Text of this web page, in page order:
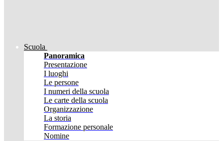
Scuola
Panoramica
Presentazione
I luoghi
Le persone
I numeri della scuola
Le carte della scuola
Organizzazione
La storia
Formazione personale
Nomine